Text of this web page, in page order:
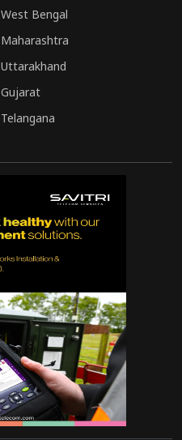
West Bengal
Maharashtra
Uttarakhand
Gujarat
Telangana